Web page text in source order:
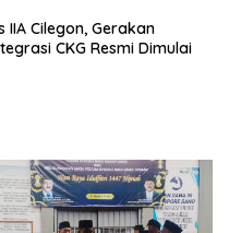
IIA Cilegon, Gerakan
CKG Resmi Dimulai